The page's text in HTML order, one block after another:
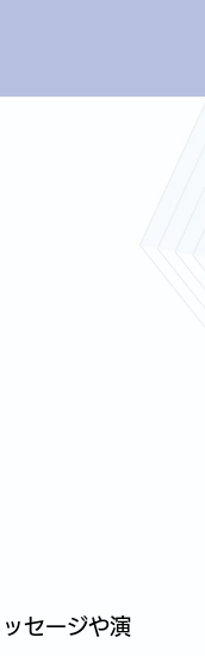
セージや演